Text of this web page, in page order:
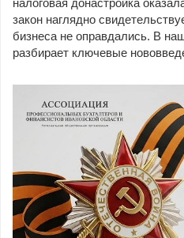
налоговая донастройка
закон наглядно
бизнеса не оправдались. В
разбирает ключевые